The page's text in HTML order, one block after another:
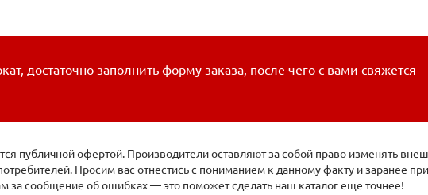
достаточно заполнить форму заказа, после чего с вами свяжется
публичной офертой. Производители оставляют за собой право изменять
Просим вас отнестись с пониманием к данному факту и заранее
за сообщение об ошибках — это поможет сделать наш каталог еще точнее!